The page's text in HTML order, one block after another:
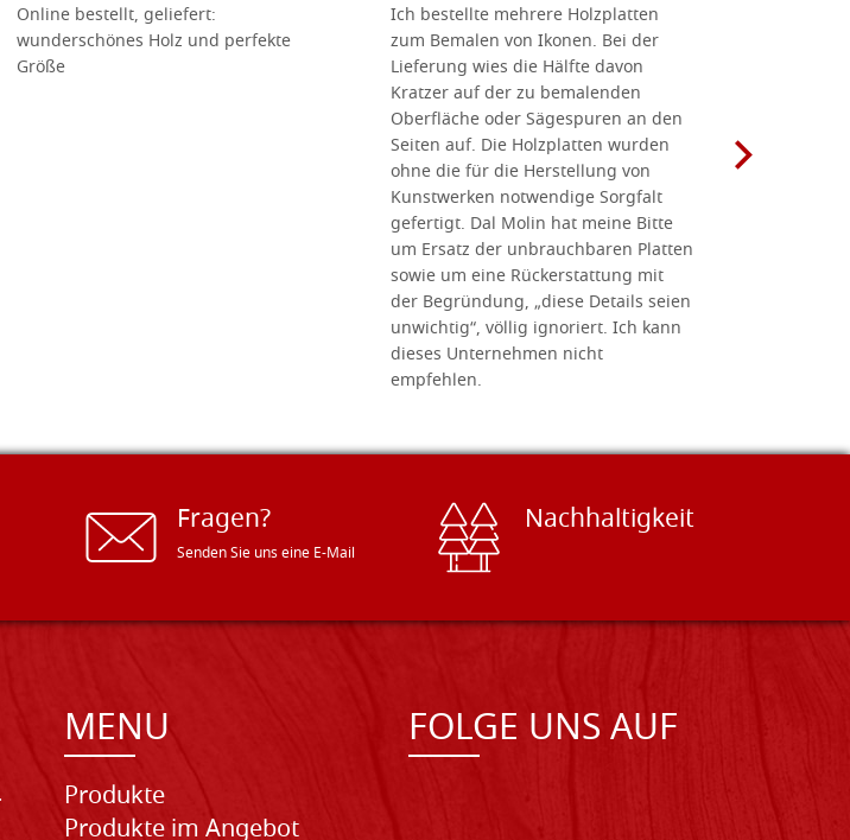
Online bestellt, geliefert:
wunderschönes Holz und perfekte
Größe
Ich bestellte mehrere Holzplatten
zum Bemalen von Ikonen. Bei der
Lieferung wies die Hälfte davon
Kratzer auf der zu bemalenden
Oberfläche oder Sägespuren an den
Seiten auf. Die Holzplatten wurden
ohne die für die Herstellung von
Kunstwerken notwendige Sorgfalt
gefertigt. Dal Molin hat meine Bitte
um Ersatz der unbrauchbaren Platten
sowie um eine Rückerstattung mit
der Begründung, „diese Details seien
unwichtig“, völlig ignoriert. Ich kann
dieses Unternehmen nicht
empfehlen.
Fragen?
Senden Sie uns eine E-Mail
Nachhaltigkeit
MENU
Produkte
Produkte im Angebot
FOLGE UNS AUF